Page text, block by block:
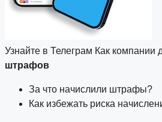
Узнайте в Телеграм Как компании
штрафов
За что начислили штрафы?
Как избежать риска